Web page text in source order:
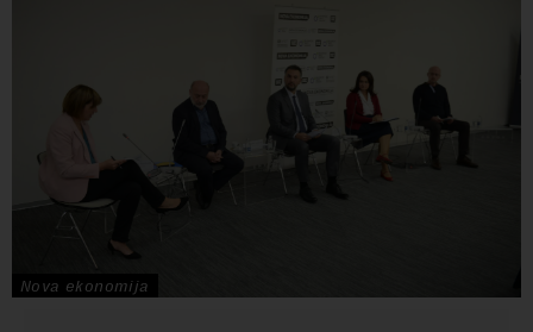
Nova ekonomija